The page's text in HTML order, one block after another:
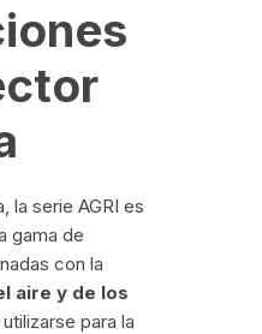
la serie AGRI es
gama de
con la
aire y de los
para la